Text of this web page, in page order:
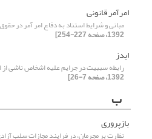
امرآمر قانونی
مبانی و شرایط استناد به دفاع امر آمر در
1392، صفحه 227-254]
ایدز
رابطه سببیت در جرایم علیه اشخاص ناشی از
1392، صفحه 7-26]
ب
بازپروری
نظارت بر مجرمان، در فرایند مجازات سلب